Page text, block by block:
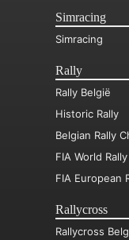
Simracing
Simracing
Rally
Rally België
Historic Rally
Belgian Rally
FIA World
FIA European
Rallycross
Rallycross